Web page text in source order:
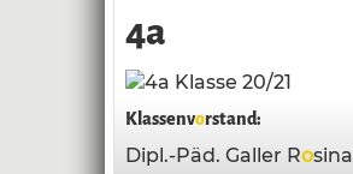
4a
Klassenvorstand:
Dipl.-Päd. Galler Rosina